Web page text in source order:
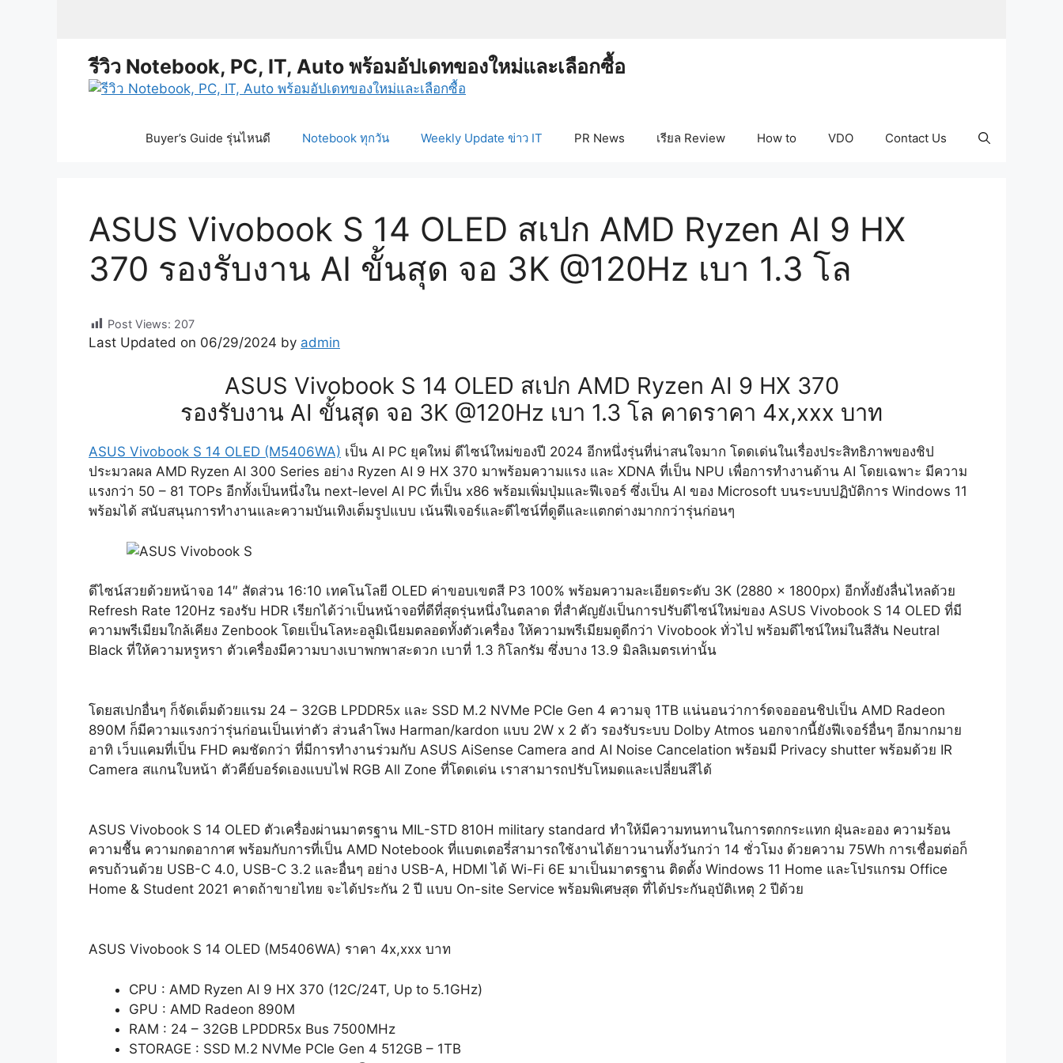
รีวิว Notebook, PC, IT, Auto พร้อมอัปเดทของใหม่และเลือกซื้อ
Buyer’s Guide รุ่นไหนดี Notebook ทุกวัน Weekly Update ข่าว IT PR News เรียล Review How to VDO Contact Us
ASUS Vivobook S 14 OLED สเปก AMD Ryzen AI 9 HX
370 รองรับงาน AI ขั้นสุด จอ 3K @120Hz เบา 1.3 โล
Post Views: 207
Last Updated on 06/29/2024 by admin
ASUS Vivobook S 14 OLED สเปก AMD Ryzen AI 9 HX 370
รองรับงาน AI ขั้นสุด จอ 3K @120Hz เบา 1.3 โล คาดราคา 4x,xxx บาท
ASUS Vivobook S 14 OLED (M5406WA) ​เป็น AI PC ยุคใหม่ ดีไซน์ใหม่ของปี 2024 อีกหนึ่งรุ่นที่น่าสนใจมาก โดดเด่นในเรื่องประสิทธิภาพของชิป
ประมวลผล AMD Ryzen AI 300 Series อย่าง Ryzen AI 9 HX 370 มาพร้อมความแรง และ XDNA ที่เป็น NPU เพื่อการทำงานด้าน AI โดยเฉพาะ มีความ
แรงกว่า 50 – 81 TOPs อีกทั้งเป็นหนึ่งใน next-level AI PC ที่เป็น x86 พร้อมเพิ่มปุ่มและฟีเจอร์ ซึ่งเป็น AI ของ Microsoft บนระบบปฏิบัติการ Windows 11
พร้อมได้ สนับสนุนการทำงานและความบันเทิงเต็มรูปแบบ เน้นฟีเจอร์และดีไซน์ที่ดูดีและแตกต่างมากกว่ารุ่นก่อนๆ
ดีไซน์สวยด้วยหน้าจอ 14″ สัดส่วน 16:10 เทคโนโลยี OLED ค่าขอบเขตสี P3 100% พร้อมความละเอียดระดับ 3K (2880 x 1800px) อีกทั้งยังลื่นไหลด้วย
Refresh Rate 120Hz รองรับ HDR เรียกได้ว่าเป็นหน้าจอที่ดีที่สุดรุ่นหนึ่งในตลาด ที่สำคัญยังเป็นการปรับดีไซน์ใหม่ของ ASUS Vivobook S 14 OLED ที่มี
ความพรีเมียมใกล้เคียง Zenbook โดยเป็นโลหะอลูมิเนียมตลอดทั้งตัวเครื่อง ให้ความพรีเมียมดูดีกว่า Vivobook ทั่วไป พร้อมดีไซน์ใหม่ในสีสัน Neutral
Black ที่ให้ความหรูหรา ตัวเครื่องมีความบางเบาพกพาสะดวก เบาที่ 1.3 กิโลกรัม ซึ่งบาง 13.9 มิลลิเมตรเท่านั้น
โดยสเปกอื่นๆ ก็จัดเต็มด้วยแรม 24 – 32GB LPDDR5x และ SSD M.2 NVMe PCIe Gen 4 ความจุ 1TB แน่นอนว่าการ์ดจอออนชิปเป็น AMD Radeon
890M ก็มีความแรงกว่ารุ่นก่อนเป็นเท่าตัว ส่วนลำโพง Harman/kardon แบบ 2W x 2 ตัว รองรับระบบ Dolby Atmos นอกจากนี้ยังฟีเจอร์อื่นๆ อีกมากมาย
อาทิ เว็บแคมที่เป็น FHD คมชัดกว่า ที่มีการทำงานร่วมกับ ASUS AiSense Camera and AI Noise Cancelation พร้อมมี Privacy shutter พร้อมด้วย IR
Camera สแกนใบหน้า ตัวคีย์บอร์ดเองแบบไฟ RGB All Zone ที่โดดเด่น เราสามารถปรับโหมดและเปลี่ยนสีได้
ASUS Vivobook S 14 OLED ตัวเครื่องผ่านมาตรฐาน MIL-STD 810H military standard ทำให้มีความทนทานในการตกกระแทก ฝุ่นละออง ความร้อน
ความชื้น ความกดอากาศ พร้อมกับการที่เป็น AMD Notebook ที่แบตเตอรี่สามารถใช้งานได้ยาวนานทั้งวันกว่า 14 ชั่วโมง ด้วยความ 75Wh การเชื่อมต่อก็
ครบถ้วนด้วย USB-C 4.0, USB-C 3.2 และอื่นๆ อย่าง USB-A, HDMI ได้ Wi-Fi 6E มาเป็นมาตรฐาน ติดตั้ง Windows 11 Home และโปรแกรม Office
Home & Student 2021 คาดถ้าขายไทย จะได้ประกัน 2 ปี แบบ On-site Service พร้อมพิเศษสุด ที่ได้ประกันอุบัติเหตุ 2 ปีด้วย
ASUS Vivobook S 14 OLED (M5406WA) ราคา 4x,xxx บาท
CPU : AMD Ryzen AI 9 HX 370 (12C/24T, Up to 5.1GHz)
GPU : AMD Radeon 890M
RAM : 24 – 32GB LPDDR5x Bus 7500MHz
STORAGE : SSD M.2 NVMe PCIe Gen 4 512GB – 1TB